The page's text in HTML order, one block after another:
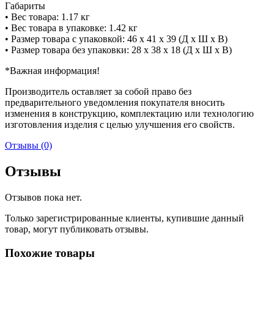
Габариты
• Вес товара: 1.17 кг
• Вес товара в упаковке: 1.42 кг
• Размер товара с упаковкой: 46 x 41 x 39 (Д х Ш х В)
• Размер товара без упаковки: 28 x 38 x 18 (Д х Ш х В)
*Важная информация!
Производитель оставляет за собой право без
предварительного уведомления покупателя вносить
изменения в конструкцию, комплектацию или технологию
изготовления изделия с целью улучшения его свойств.
Отзывы (0)
Отзывы
Отзывов пока нет.
Только зарегистрированные клиенты, купившие данный
товар, могут публиковать отзывы.
Похожие товары